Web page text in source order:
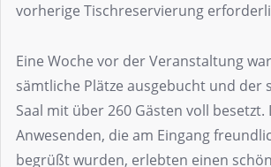
vorherige Tischreservierung
Eine Woche vor der Veranstaltung
sämtliche Plätze ausgebucht und der
Saal mit über 260 Gästen voll besetzt.
Anwesenden, die am Eingang
begrüßt wurden, erlebten einen